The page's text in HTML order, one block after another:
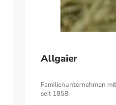
Allgaier
Familienunternehmen
seit 1858.